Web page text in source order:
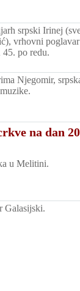
srpski Irinej
vrhovni poglavar
po redu.
Njegomir,
na dan
u Melitini.
Galasijski.